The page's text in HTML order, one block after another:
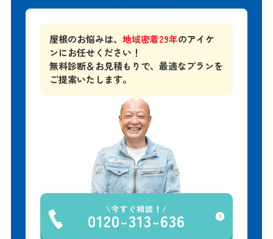
屋根のお悩みは、地域密着29年のアイケ
ンにお任せください！
無料診断＆お見積もりで、最適なプランを
ご提案いたします。
今すぐ相談！
0120-313-636